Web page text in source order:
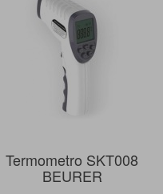
Termometro SKT008
BEURER